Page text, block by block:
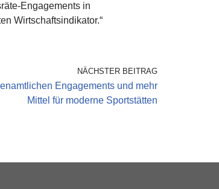
Engagements in
Wirtschaftsindikator.“
NÄCHSTER BEITRAG
Engagements und mehr
Mittel für moderne Sportstätten